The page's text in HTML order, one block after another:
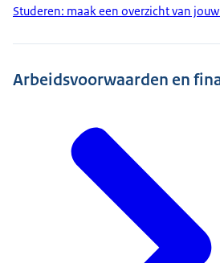
Studeren: maak een overzicht van
Arbeidsvoorwaarden en